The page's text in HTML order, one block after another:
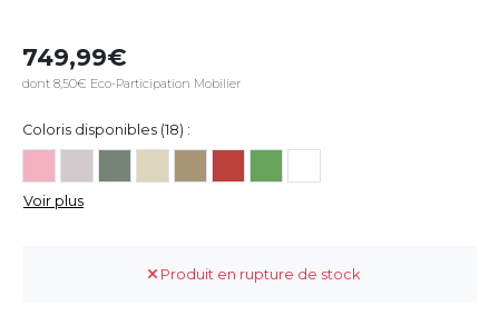
749,99
dont 8,50€ Eco-Participation Mobilier
Coloris disponibles (18) :
Voir plus
Produit en rupture de stock